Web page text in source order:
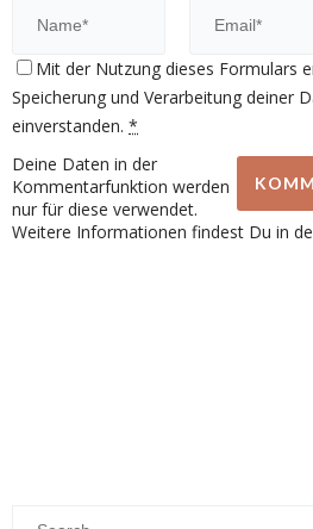
Mit der Nutzung dieses Formulars
Speicherung und Verarbeitung deiner
einverstanden. *
Deine Daten in der
Kommentarfunktion werden
nur für diese verwendet.
Weitere Informationen findest Du in